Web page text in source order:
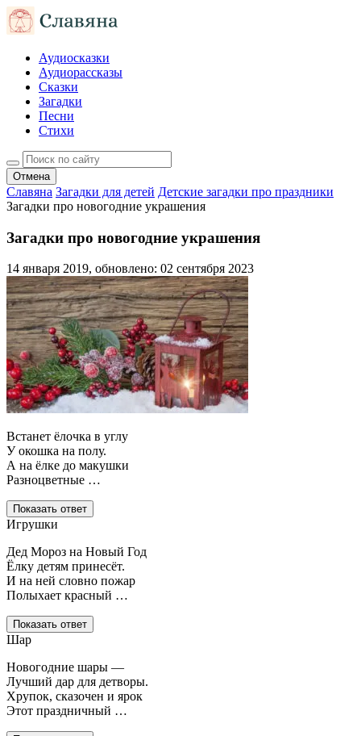
Аудиосказки
Аудиорассказы
Сказки
Загадки
Песни
Стихи
Отмена
Славяна Загадки для детей Детские загадки про праздники
Загадки про новогодние украшения
Загадки про новогодние украшения
14 января 2019, обновлено: 02 сентября 2023
Встанет ёлочка в углу
У окошка на полу.
А на ёлке до макушки
Разноцветные …
Показать ответ
Игрушки
Дед Мороз на Новый Год
Ёлку детям принесёт.
И на ней словно пожар
Полыхает красный …
Показать ответ
Шар
Новогодние шары —
Лучший дар для детворы.
Хрупок, сказочен и ярок
Этот праздничный …